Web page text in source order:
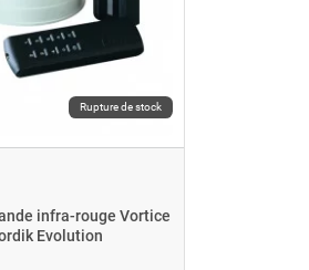
Rupture de stock
infra-rouge Vortice
Evolution